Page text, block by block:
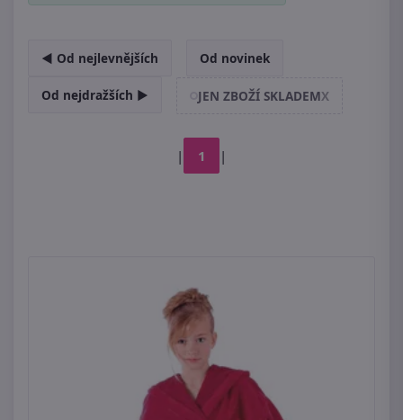
◄ Od nejlevnějších Od novinek
Od nejdražších ► JEN ZBOŽÍ SKLADEMX
| 1 |